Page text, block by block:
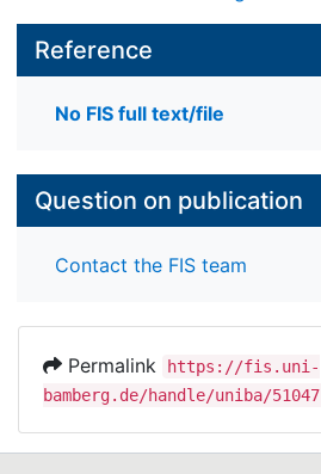
Reference
No FIS full text/file
Question on publication
Contact the FIS team
Permalink
https://fis.uni-
bamberg.de/handle/uniba/51047